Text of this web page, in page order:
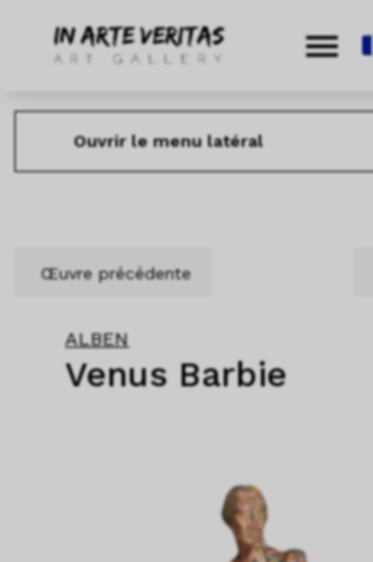
Œuvre précédente
ALBEN
Venus Barbie
Ouvrir le menu latéral